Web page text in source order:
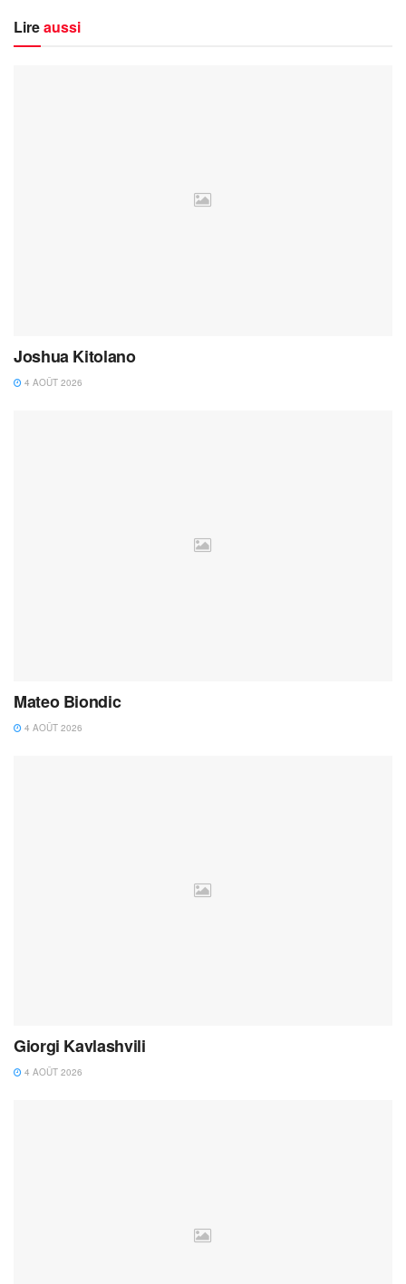
Lireaussi
Joshua Kitolano
4 AOÛT 2026
Mateo Biondic
4 AOÛT 2026
Giorgi Kavlashvili
4 AOÛT 2026